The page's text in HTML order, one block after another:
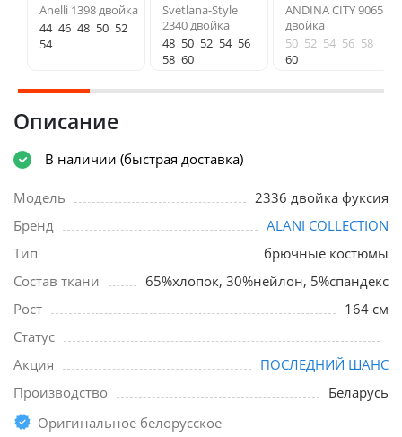
Anelli 1398 двойка
44 46 48 50 52
54
Svetlana-Style
2340 двойка
48 50 52 54 56
58 60
ANDINA CITY 9065
двойка
50 52 54 56 58
60
Описание
В наличии (быстрая доставка)
Модель
2336 двойка фуксия
Бренд
ALANI COLLECTION
Тип
брючные костюмы
Состав ткани
65%хлопок, 30%нейлон, 5%спандекс
Рост
164 см
Статус
Акция
ПОСЛЕДНИЙ ШАНС
Производство
Беларусь
Оригинальное белорусское